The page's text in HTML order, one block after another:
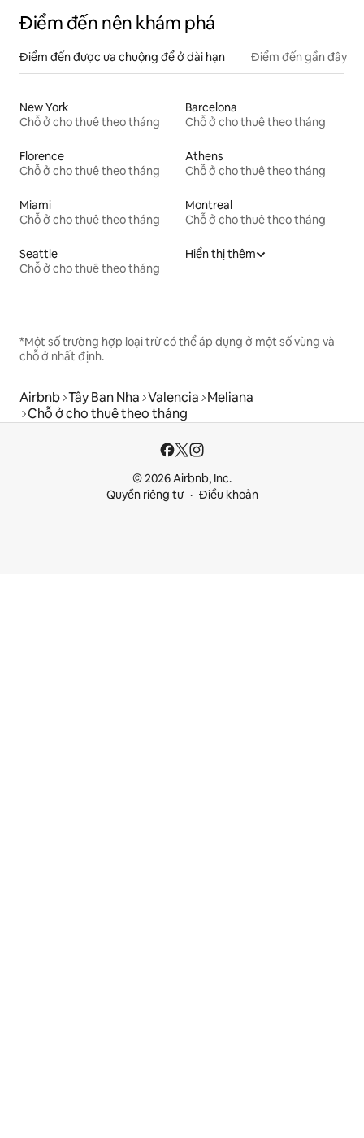
Điểm đến nên khám phá
Điểm đến được ưa chuộng để ở dài hạn Điểm đến gần đây
New York
Chỗ ở cho thuê theo tháng
Barcelona
Chỗ ở cho thuê theo tháng
Florence
Chỗ ở cho thuê theo tháng
Athens
Chỗ ở cho thuê theo tháng
Miami
Chỗ ở cho thuê theo tháng
Montreal
Chỗ ở cho thuê theo tháng
Seattle
Chỗ ở cho thuê theo tháng
Hiển thị thêm
*Một số trường hợp loại trừ có thể áp dụng ở một số vùng và
chỗ ở nhất định.
Airbnb Tây Ban Nha Valencia Meliana
Chỗ ở cho thuê theo tháng
© 2026 Airbnb, Inc.
Quyền riêng tư
Điều khoản